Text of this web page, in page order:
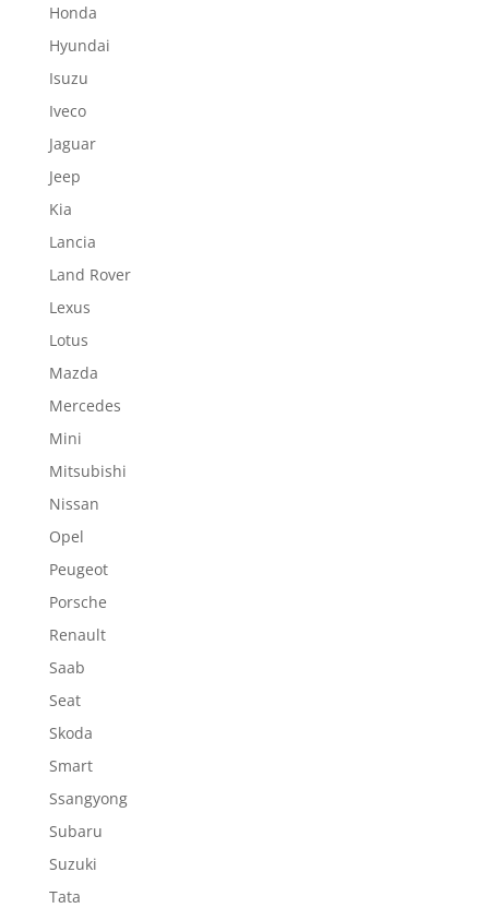
Honda
Hyundai
Isuzu
Iveco
Jaguar
Jeep
Kia
Lancia
Land Rover
Lexus
Lotus
Mazda
Mercedes
Mini
Mitsubishi
Nissan
Opel
Peugeot
Porsche
Renault
Saab
Seat
Skoda
Smart
Ssangyong
Subaru
Suzuki
Tata